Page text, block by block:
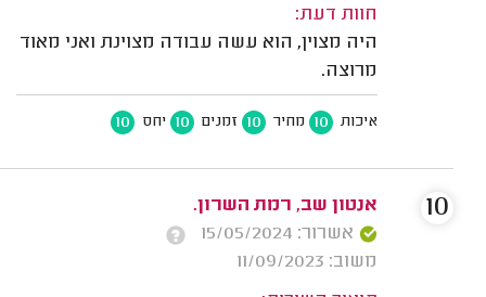
חוות דעת:
היה מצוין, הוא עשה עבודה מצוינת ואני מאוד
מרוצה.
איכות 10 מחיר 10 זמנים 10 יחס 10
אנטון שב, רמת השרון.
אשרור: 15/05/2024
משוב: 11/09/2023
10